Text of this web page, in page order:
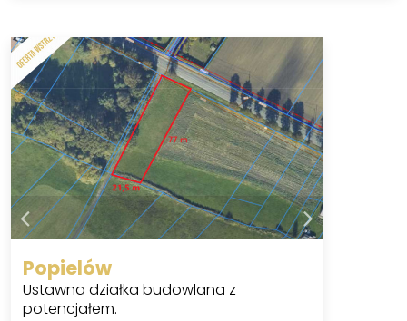
Popielów
Ustawna działka budowlana z
potencjałem.